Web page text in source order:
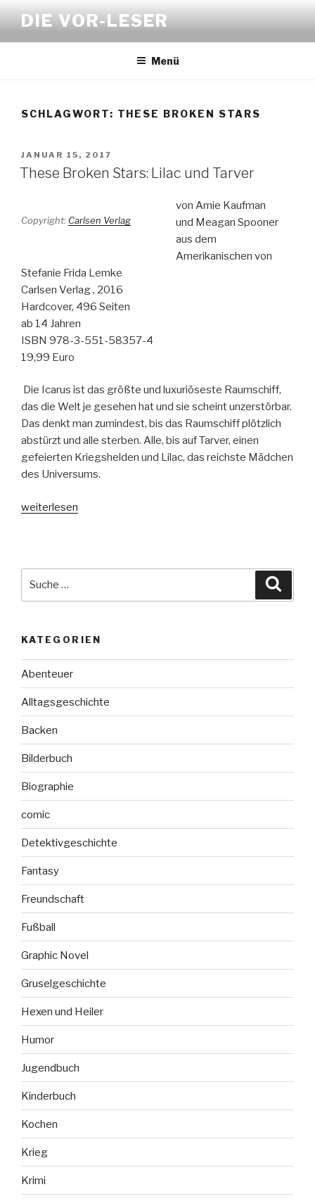
Inhalt
springen
DIE VOR-LESER
Menü
SCHLAGWORT: THESE BROKEN STARS
VERÖFFENTLICHT
AM
JANUAR 15, 2017
These Broken Stars: Lilac und Tarver
Copyright: Carlsen Verlag
von Amie Kaufman
und Meagan Spooner
aus dem
Amerikanischen von
Stefanie Frida Lemke
Carlsen Verlag , 2016
Hardcover, 496 Seiten
ab 14 Jahren
ISBN 978-3-551-58357-4
19,99 Euro
Die Icarus ist das größte und luxuriöseste Raumschiff,
das die Welt je gesehen hat und sie scheint unzerstörbar.
Das denkt man zumindest, bis das Raumschiff plötzlich
abstürzt und alle sterben. Alle, bis auf Tarver, einen
gefeierten Kriegshelden und Lilac, das reichste Mädchen
des Universums.
„These
und
Tarver“
weiterlesen
KATEGORIEN
Abenteuer
Alltagsgeschichte
Backen
Bilderbuch
Biographie
comic
Detektivgeschichte
Fantasy
Freundschaft
Fußball
Graphic Novel
Gruselgeschichte
Hexen und Heiler
Humor
Jugendbuch
Kinderbuch
Kochen
Krieg
Krimi